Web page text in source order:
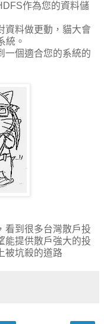
作為您的資料儲
資料做更動，貓大會
統。
一個適合您的系統的
看到很多台灣散戶投
能提供散戶強大的投
被坑殺的道路